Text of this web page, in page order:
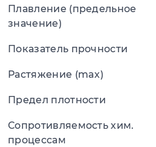
Плавление (предельное
значение)
Показатель прочности
Растяжение (max)
Предел плотности
Сопротивляемость хим.
процессам